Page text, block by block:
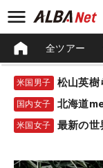
全ツアー
米国男子 松山英
国内女子 北海道
米国女子 最新の世